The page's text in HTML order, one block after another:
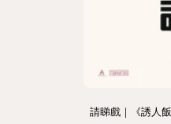
請睇戲｜《誘人